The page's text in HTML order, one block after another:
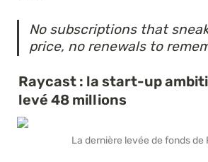
No subscriptions that
price, no renewals to
Raycast : la start-up
levé 48 millions
La dernière levée de fonds de